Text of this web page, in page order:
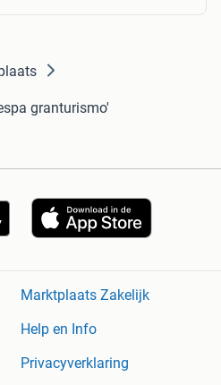
granturismo'
Marktplaats Zakelijk
Help en Info
Privacyverklaring